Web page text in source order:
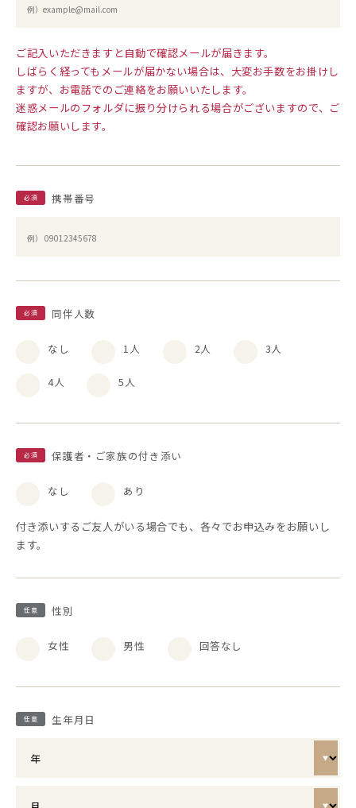
ご記入いただきますと自動で確認メールが届きます。
しばらく経ってもメールが届かない場合は、大変お手数をお掛けし
ますが、お電話でのご連絡をお願いいたします。
迷惑メールのフォルダに振り分けられる場合がございますので、ご
確認お願いします。
必須 携帯番号
必須 同伴人数
なし 1人 2人 3人
4人 5人
必須 保護者・ご家族の付き添い
なし あり
付き添いするご友人がいる場合でも、各々でお申込みをお願いし
ます。
任意 性別
女性 男性 回答なし
任意 生年月日